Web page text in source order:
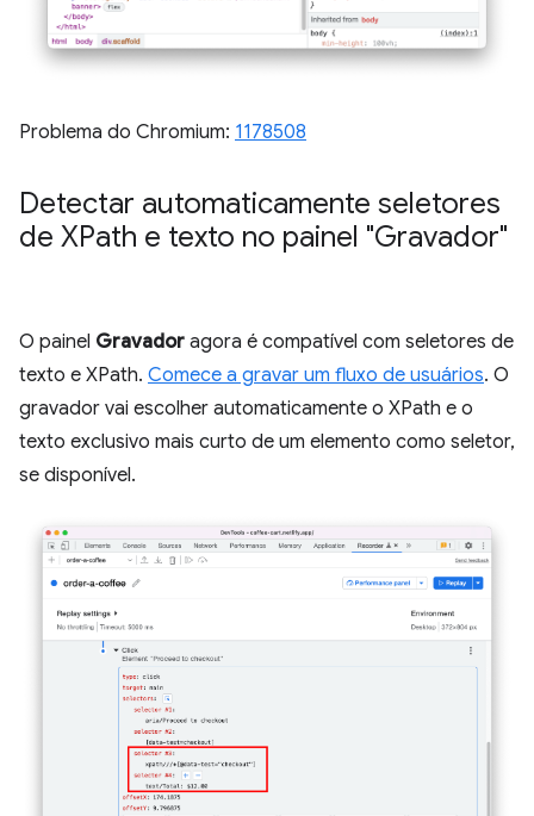
Problema do Chromium: 1178508
Detectar automaticamente seletores
de XPath e texto no painel "Gravador"
O painel Gravador agora é compatível com seletores de
texto e XPath. Comece a gravar um fluxo de usuários. O
gravador vai escolher automaticamente o XPath e o
texto exclusivo mais curto de um elemento como seletor,
se disponível.